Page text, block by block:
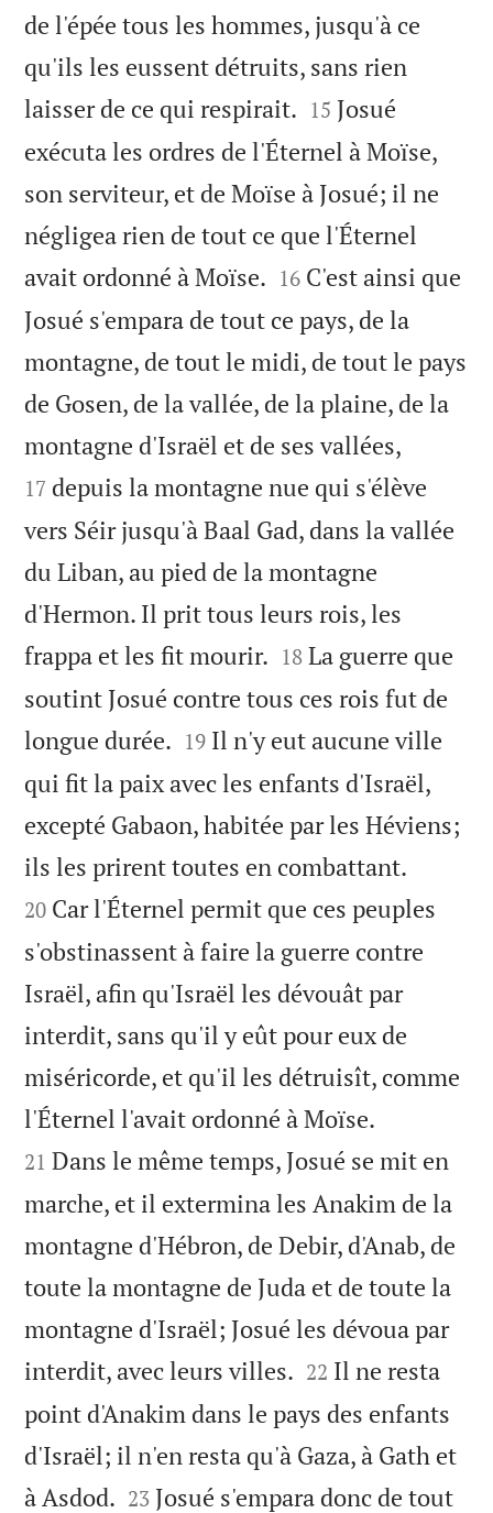
de l'épée tous les hommes, jusqu'à ce
qu'ils les eussent détruits, sans rien
laisser de ce qui respirait. 

15 Josué
exécuta les ordres de l'Éternel à Moïse,
son serviteur, et de Moïse à Josué; il ne
négligea rien de tout ce que l'Éternel
avait ordonné à Moïse. 

16 C'est ainsi que
Josué s'empara de tout ce pays, de la
montagne, de tout le midi, de tout le pays
de Gosen, de la vallée, de la plaine, de la
montagne d'Israël et de ses vallées,
17 depuis la montagne nue qui s'élève
vers Séir jusqu'à Baal Gad, dans la vallée
du Liban, au pied de la montagne
d'Hermon. Il prit tous leurs rois, les
frappa et les fit mourir. 

18 La guerre que
soutint Josué contre tous ces rois fut de
longue durée. 

19 Il n'y eut aucune ville
qui fit la paix avec les enfants d'Israël,
excepté Gabaon, habitée par les Héviens;
ils les prirent toutes en combattant.
20 Car l'Éternel permit que ces peuples
s'obstinassent à faire la guerre contre
Israël, afin qu'Israël les dévouât par
interdit, sans qu'il y eût pour eux de
miséricorde, et qu'il les détruisît, comme
l'Éternel l'avait ordonné à Moïse.
21 Dans le même temps, Josué se mit en
marche, et il extermina les Anakim de la
montagne d'Hébron, de Debir, d'Anab, de
toute la montagne de Juda et de toute la
montagne d'Israël; Josué les dévoua par
interdit, avec leurs villes. 

22 Il ne resta
point d'Anakim dans le pays des enfants
d'Israël; il n'en resta qu'à Gaza, à Gath et
à Asdod. 

23 Josué s'empara donc de tout